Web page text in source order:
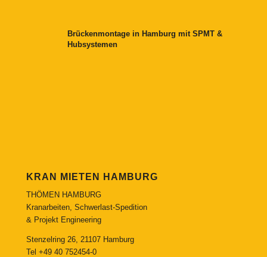
Brückenmontage in Hamburg mit SPMT &
Hubsystemen
KRAN MIETEN HAMBURG
THÖMEN HAMBURG
Kranarbeiten, Schwerlast-Spedition
& Projekt Engineering
Stenzelring 26, 21107 Hamburg
Tel +49 40 752454-0